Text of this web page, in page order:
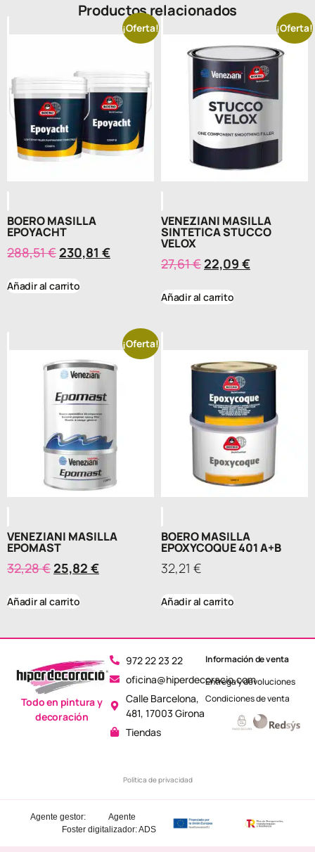
Productos relacionados
¡Oferta!
BOERO MASILLA
EPOYACHT
288,51€ 230,81 €
Añadir al carrito
¡Oferta!
VENEZIANI MASILLA
SINTETICA STUCCO
VELOX
27,61€ 22,09 €
Añadir al carrito
¡Oferta!
VENEZIANI MASILLA
EPOMAST
32,28€ 25,82 €
Añadir al carrito
BOERO MASILLA
EPOXYCOQUE 401 A+B
32,21 €
Añadir al carrito
972 22 23 22
oficina@hiperdecoracio.com
Calle Barcelona, ​​
481, 17003 Girona
Tiendas
Política de privacidad
Todo en pintura y
decoración
Información de venta
Entrega y devoluciones
Condiciones de venta
Agente
digitalizador: ADS
Agente gestor:
Foster